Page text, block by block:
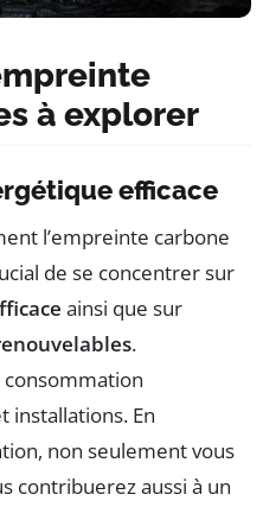
à explorer
efficace
l’empreinte carbone
de se concentrer sur
ainsi que sur
.
consommation
installations. En
non seulement vous
contribuerez aussi à un